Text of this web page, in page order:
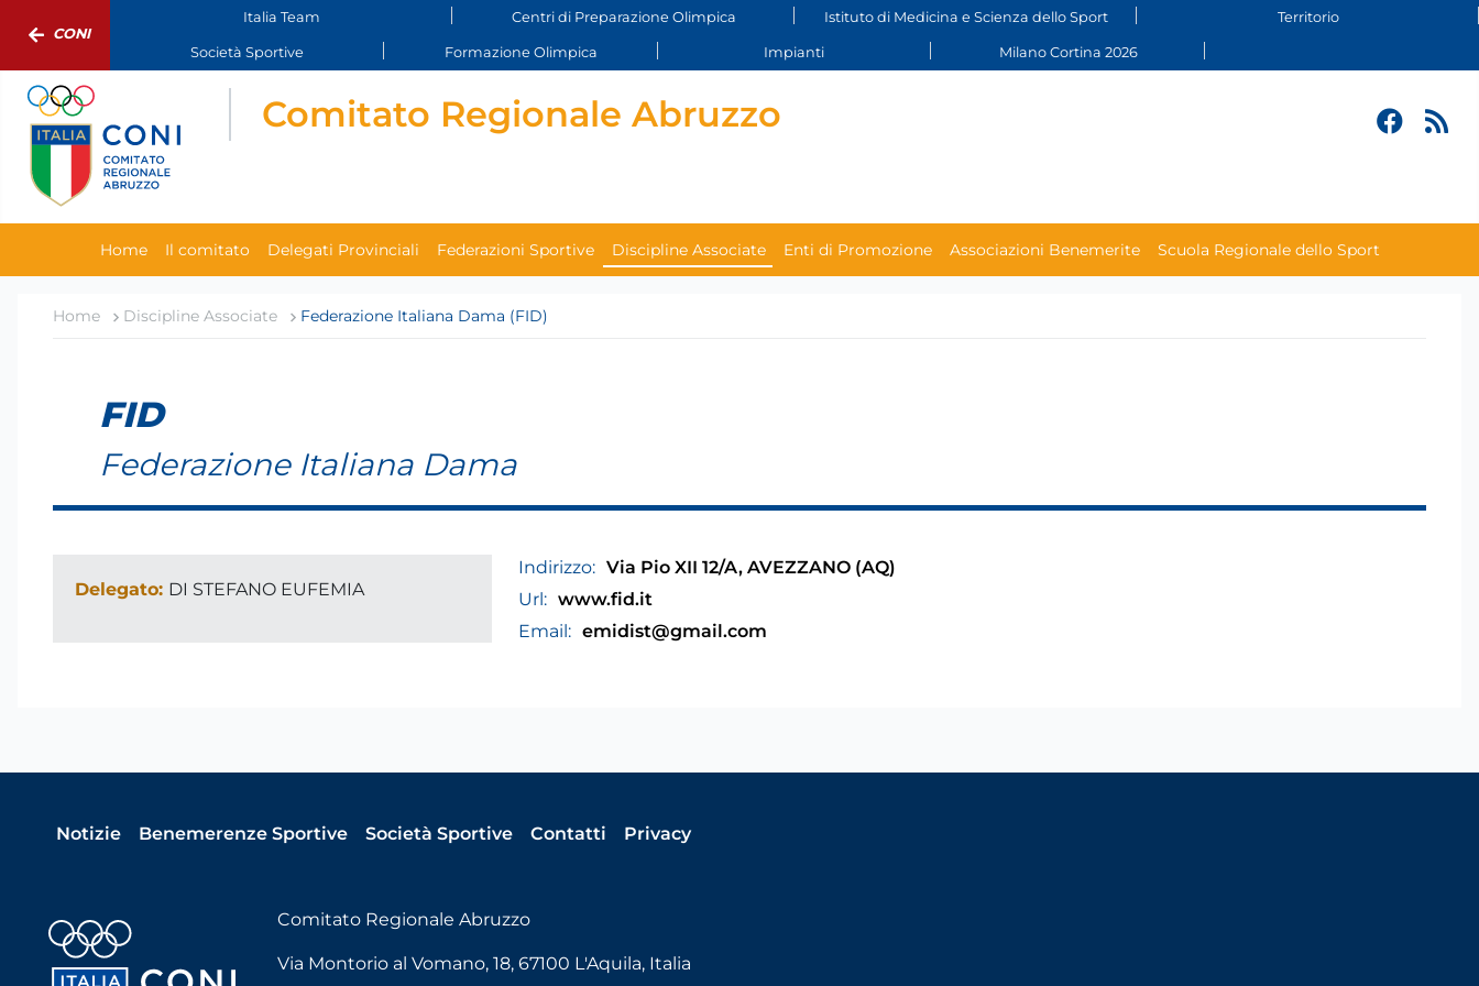
CONI
Italia Team Centri di Preparazione Olimpica Istituto di Medicina e Scienza dello Sport Territorio
Società Sportive Formazione Olimpica Impianti Milano Cortina 2026
Comitato Regionale Abruzzo
Home Il comitato Delegati Provinciali Federazioni Sportive Discipline Associate Enti di Promozione Associazioni Benemerite Scuola Regionale dello Sport
Home Discipline Associate Federazione Italiana Dama (FID)
FID
Federazione Italiana Dama
Delegato: DI STEFANO EUFEMIA
Indirizzo: Via Pio XII 12/A, AVEZZANO (AQ)
Url: www.fid.it
Email: emidist@gmail.com
Notizie Benemerenze Sportive Società Sportive Contatti Privacy
Comitato Regionale Abruzzo
Via Montorio al Vomano, 18, 67100 L'Aquila, Italia